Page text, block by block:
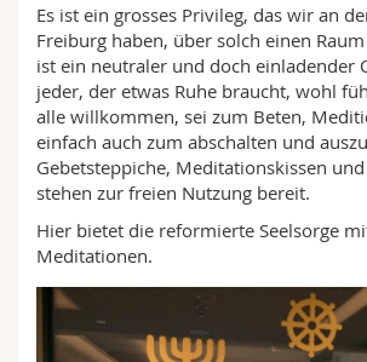
Es ist ein grosses Privileg, das wir an
Freiburg haben, über solch einen
ist ein neutraler und doch einladender
jeder, der etwas Ruhe braucht, wohl
alle willkommen, sei zum Beten,
einfach auch zum abschalten und
Gebetsteppiche, Meditationskissen
stehen zur freien Nutzung bereit.
Hier bietet die reformierte Seelsorge
Meditationen.